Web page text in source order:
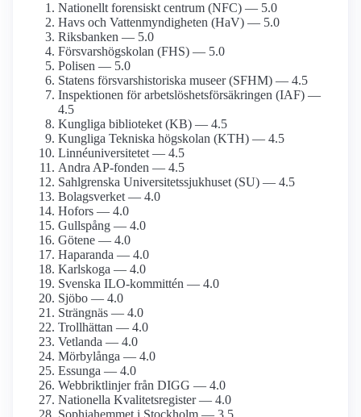
Nationellt forensiskt centrum (NFC) — 5.0
Havs och Vattenmyndigheten (HaV) — 5.0
Riksbanken — 5.0
Försvarshögskolan (FHS) — 5.0
Polisen — 5.0
Statens försvarshistoriska museer (SFHM) — 4.5
Inspektionen för arbetslöshetsförsäkringen (IAF) —
4.5
Kungliga biblioteket (KB) — 4.5
Kungliga Tekniska högskolan (KTH) — 4.5
Linnéuniversitetet — 4.5
Andra AP-fonden — 4.5
Sahlgrenska Universitetssjukhuset (SU) — 4.5
Bolagsverket — 4.0
Hofors — 4.0
Gullspång — 4.0
Götene — 4.0
Haparanda — 4.0
Karlskoga — 4.0
Svenska ILO-kommittén — 4.0
Sjöbo — 4.0
Strängnäs — 4.0
Trollhättan — 4.0
Vetlanda — 4.0
Mörbylånga — 4.0
Essunga — 4.0
Webbriktlinjer från DIGG — 4.0
Nationella Kvalitetsregister — 4.0
Sophiahemmet i Stockholm — 3.5